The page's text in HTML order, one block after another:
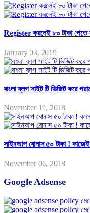
Register করলেই ৮০ টাকা
January 03, 2019
বাংলা ব্লগ সাইট টি ভিজিট করে
November 19, 2018
সাইনআপ বোনাস ৫০ টাকা !
November 06, 2018
Google Adsense